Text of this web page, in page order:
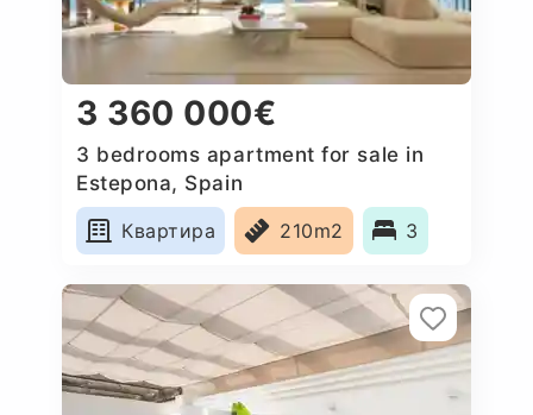
3 360 000€
3 bedrooms apartment for sale in
Estepona, Spain
Квартира
210m2 3